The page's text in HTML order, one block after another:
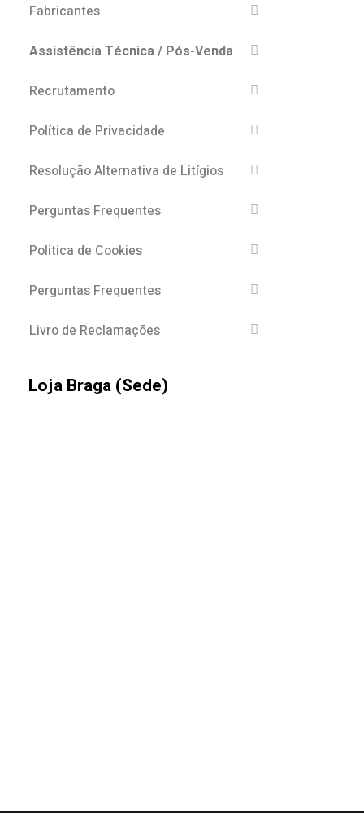
Fabricantes
Assistência Técnica / Pós-Venda
Recrutamento
Política de Privacidade
Resolução Alternativa de Litígios
Perguntas Frequentes
Politica de Cookies
Perguntas Frequentes
Livro de Reclamações
Loja Braga (Sede)